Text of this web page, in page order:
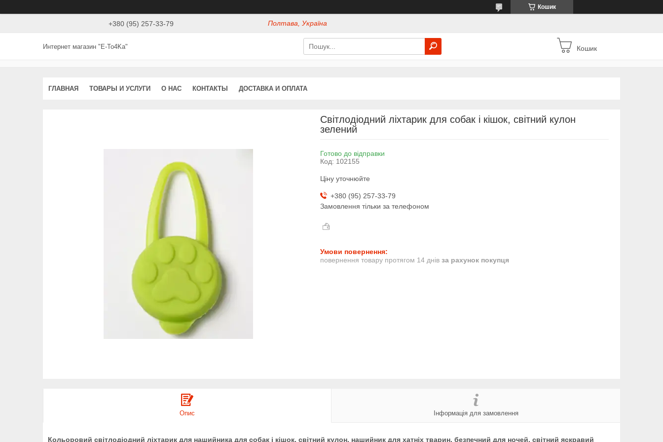
Кошик
+380 (95) 257-33-79 Полтава, Україна
Интернет магазин "E-To4Ka" Кошик
ГЛАВНАЯ ТОВАРЫ И УСЛУГИ О НАС КОНТАКТЫ ДОСТАВКА И ОПЛАТА
Світлодіодний ліхтарик для собак і кішок, світний кулон
зелений
Готово до відправки
Код: 102155
Ціну уточнюйте
+380 (95) 257-33-79
Замовлення тільки за телефоном
повернення товару протягом 14 днів за рахунок покупця
Опис Інформація для замовлення
Кольоровий світлодіодний ліхтарик для нашийника для собак і кішок, світний кулон, нашийник для хатніх тварин, безпечний для ночей, світний яскравий